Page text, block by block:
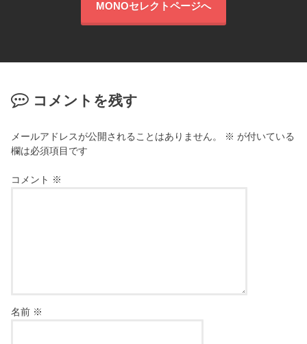
MONOセレクトページへ
コメントを残す
メールアドレスが公開されることはありません。 ※ が付いている
欄は必須項目です
コメント ※
名前 ※